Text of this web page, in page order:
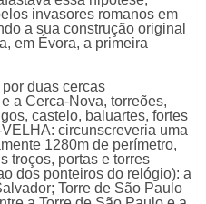
invasores romanos em
a sua construção original
em Évora, a primeira
duas cercas
a Cerca-Nova, torreões,
castelo, baluartes, fortes
circunscreveria uma
1280m de perímetro,
troços, portas e torres
dos ponteiros do relógio): a
Torre de São Paulo